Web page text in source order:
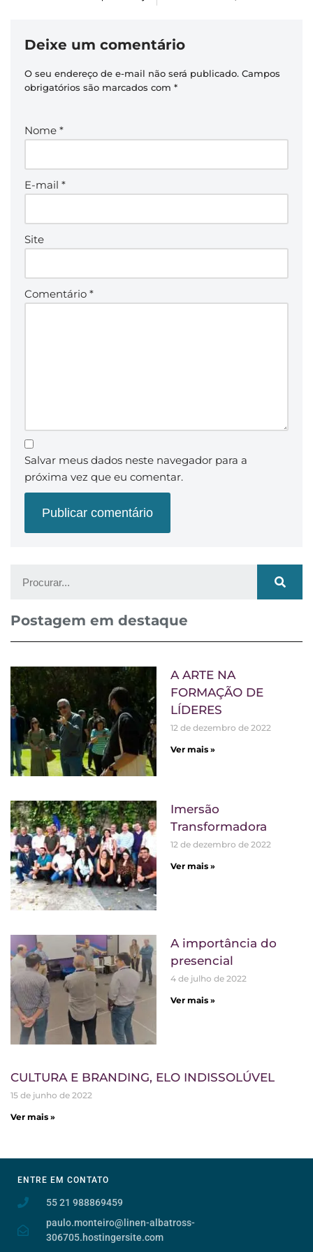
Deixe um comentário
O seu endereço de e-mail não será publicado. Campos
obrigatórios são marcados com *
Nome *
E-mail *
Site
Comentário *
Salvar meus dados neste navegador para a
próxima vez que eu comentar.
Postagem em destaque
A ARTE NA
FORMAÇÃO DE
LÍDERES
12 de dezembro de 2022
Ver mais »
Imersão
Transformadora
12 de dezembro de 2022
Ver mais »
A importância do
presencial
4 de julho de 2022
Ver mais »
CULTURA E BRANDING, ELO INDISSOLÚVEL
15 de junho de 2022
Ver mais »
ENTRE EM CONTATO
55 21 988869459
paulo.monteiro@linen-albatross-
306705.hostingersite.com